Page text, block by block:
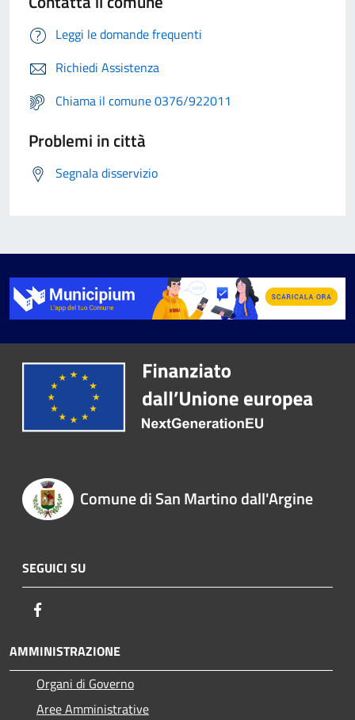
Leggi le domande frequenti
Richiedi Assistenza
Chiama il comune 0376/922011
Problemi in città
Segnala disservizio
Comune di San Martino dall'Argine
SEGUICI SU
AMMINISTRAZIONE
Organi di Governo
Aree Amministrative